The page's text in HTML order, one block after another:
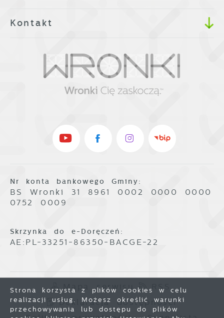
Kontakt
Nr konta bankowego Gminy:
BS Wronki 31 8961 0002 0000 0000
0752 0009
Skrzynka do e-Doręczeń:
AE:PL-33251-86350-BACGE-22
Mapa serwisu
RSS
Deklaracja dostępności
Strona korzysta z plików cookies w celu
realizacji usług. Możesz określić warunki
przechowywania lub dostępu do plików